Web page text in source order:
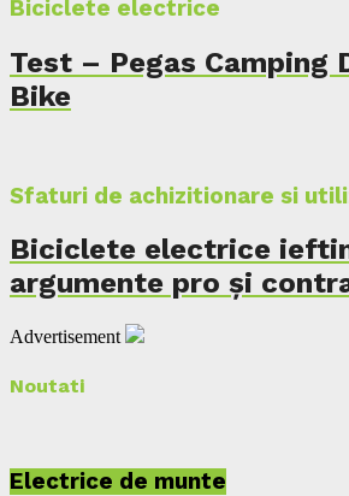
Biciclete electrice
Test – Pegas Camping
Bike
Sfaturi de achizitionare si
Biciclete electrice
argumente pro și
Advertisement
Noutati
Electrice de munte